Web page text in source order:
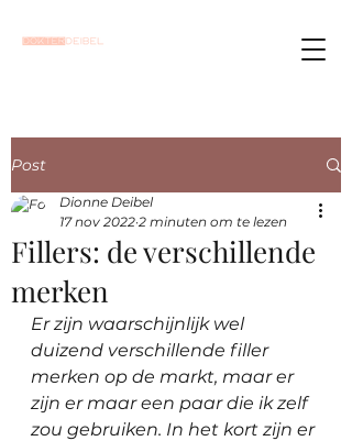
Post
Fillers: de verschillende
merken
Dionne Deibel
17 nov 2022 2 minuten om te lezen
Er zijn waarschijnlijk wel
duizend verschillende filler
merken op de markt, maar er
zijn er maar een paar die ik zelf
zou gebruiken. In het kort zijn er